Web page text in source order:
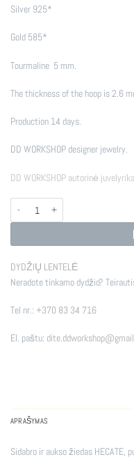
Silver 925*
Gold 585*
Tourmaline 5 mm.
The thickness of the hoop is 2.6
Production 14 days.
DD WORKSHOP designer jewelry.
DD WORKSHOP autorinė
DYDŽIŲ LENTELĖ
Neradote tinkamo dydžio?
Tel nr.: +370 83 34 716
El. paštu:
APRAŠYMAS
Sidabro ir aukso žiedas HECATE,